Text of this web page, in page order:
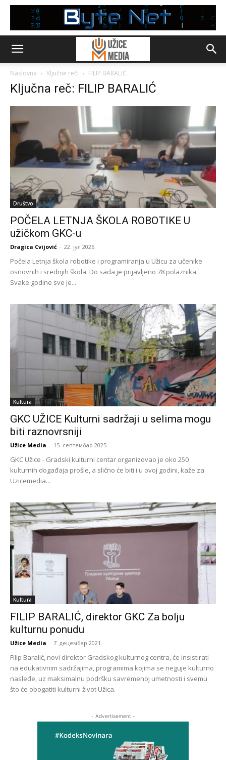
Naslovna Ključne reči FILIP BARALIĆ
Ključna reč: FILIP BARALIĆ
Društvo
POČELA LETNJA ŠKOLA ROBOTIKE U
užičkom GKC-u
Dragica Cvijović - 22. јул 2026.
Počela Letnja škola robotike i programiranja u Užicu za učenike
osnovnih i srednjih škola. Do sada je prijavljeno 78 polaznika.
Svake godine sve je...
Kultura
GKC UŽICE Kulturni sadržaji u selima mogu
biti raznovrsniji
Užice Media - 15. септембар 2025.
GKC Užice - Gradski kulturni centar organizovao je oko 250
kulturnih događaja prošle, a slično će biti i u ovoj godini, kaže za
Uzicemedia...
Kultura
FILIP BARALIĆ, direktor GKC Za bolju
kulturnu ponudu
Užice Media - 7. децембар 2021.
Filip Baralić, novi direktor Gradskog kulturnog centra, će insistirati
na edukativnim sadržajima, programima kojima se neguje kulturno
nasleđe, uz maksimalnu podršku savremenoj umetnosti i svemu
što će obogatiti kulturni život Užica.
- Advertisement -